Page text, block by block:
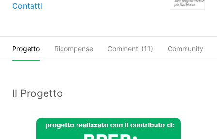
Contatti
Progetto Ricompense Commenti (11) Community
Il Progetto